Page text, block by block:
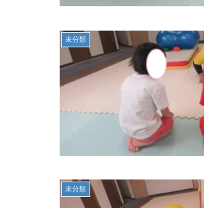
未分類
未分類